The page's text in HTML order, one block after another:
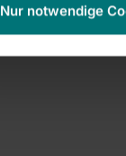
Nur notwendige